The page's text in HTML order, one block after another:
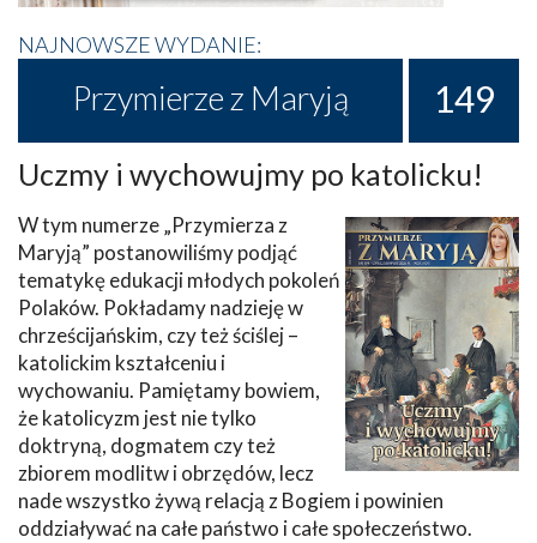
NAJNOWSZE WYDANIE:
Przymierze z Maryją 149
Uczmy i wychowujmy po katolicku!
W tym numerze „Przymierza z
Maryją” postanowiliśmy podjąć
tematykę edukacji młodych pokoleń
Polaków. Pokładamy nadzieję w
chrześcijańskim, czy też ściślej –
katolickim kształceniu i
wychowaniu. Pamiętamy bowiem,
że katolicyzm jest nie tylko
doktryną, dogmatem czy też
zbiorem modlitw i obrzędów, lecz
nade wszystko żywą relacją z Bogiem i powinien
oddziaływać na całe państwo i całe społeczeństwo.